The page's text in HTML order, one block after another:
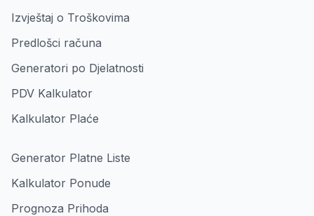
Izvještaj o Troškovima
Predlošci računa
Generatori po Djelatnosti
PDV Kalkulator
Kalkulator Plaće
Generator Platne Liste
Kalkulator Ponude
Prognoza Prihoda